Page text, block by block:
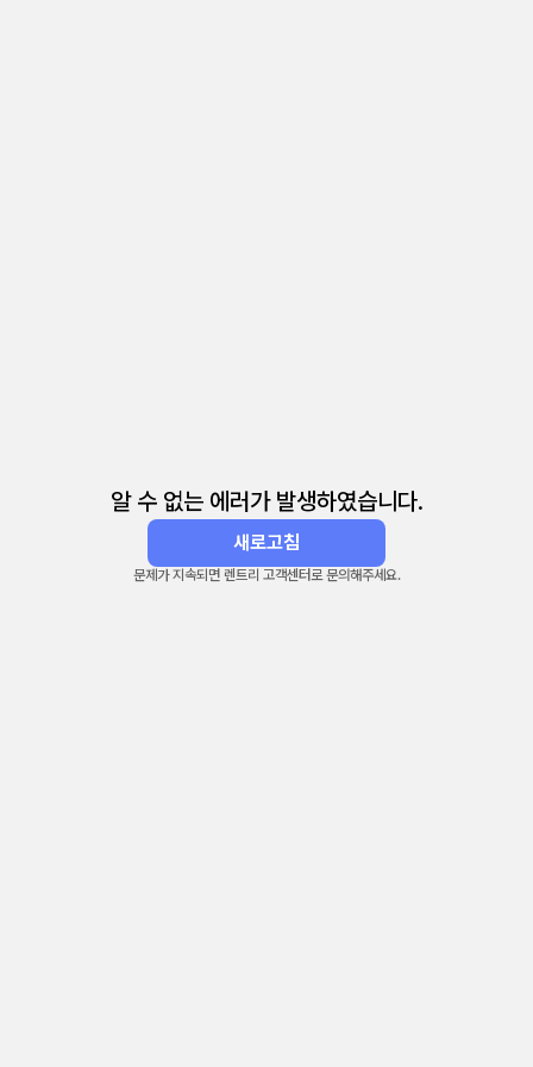
알 수 없는 에러가 발생하였습니다.
새로고침
문제가 지속되면 렌트리 고객센터로 문의해주세요.